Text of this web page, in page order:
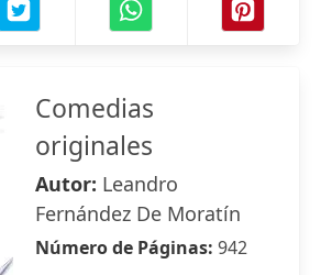
Comedias
originales
Autor: Leandro
Fernández De Moratín
Número de Páginas: 942